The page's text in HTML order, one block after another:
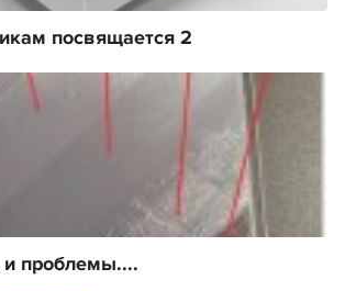
посвящается 2
проблемы....